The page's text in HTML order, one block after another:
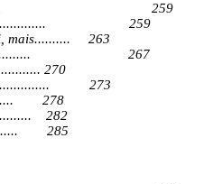
259
.................. 259
mais.......... 263
....................... 267
270
............... 273
278
282
285